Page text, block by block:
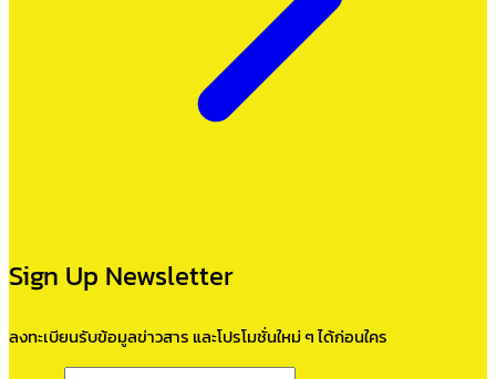
Sign Up Newsletter
ลงทะเบียนรับข้อมูลข่าวสาร และโปรโมชั่นใหม่ ๆ ได้ก่อนใคร